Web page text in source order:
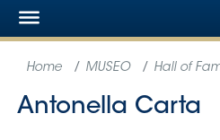
Federazione
Nazionali